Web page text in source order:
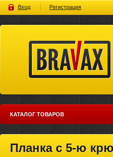
Вход Регистрация
всей россии
КАТАЛОГ ТОВАРОВ
Планка с 5-ю